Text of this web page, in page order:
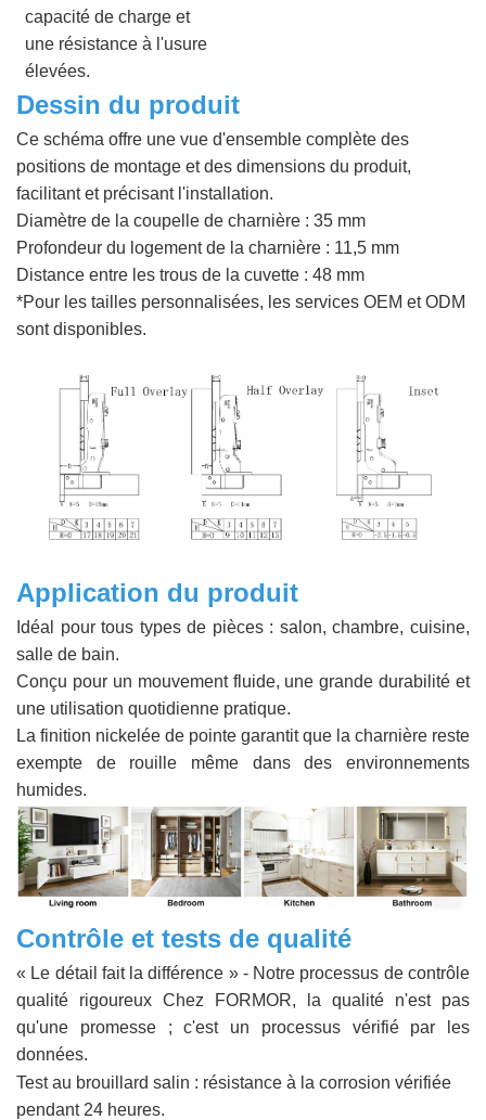
capacité de charge et
une résistance à l'usure
élevées.
Dessin du produit
Ce schéma offre une vue d'ensemble complète des
positions de montage et des dimensions du produit,
facilitant et précisant l'installation.
Diamètre de la coupelle de charnière : 35 mm
Profondeur du logement de la charnière : 11,5 mm
Distance entre les trous de la cuvette : 48 mm
*Pour les tailles personnalisées, les services OEM et ODM
sont disponibles.
Application du produit
Idéal pour tous types de pièces : salon, chambre, cuisine,
salle de bain.
Conçu pour un mouvement fluide, une grande durabilité et
une utilisation quotidienne pratique.
La finition nickelée de pointe garantit que la charnière reste
exempte de rouille même dans des environnements
humides.
Contrôle et tests de qualité
« Le détail fait la différence » - Notre processus de contrôle
qualité rigoureux Chez FORMOR, la qualité n'est pas
qu'une promesse ; c'est un processus vérifié par les
données.
Test au brouillard salin : résistance à la corrosion vérifiée
pendant 24 heures.